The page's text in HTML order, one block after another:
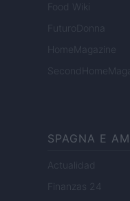
Food Wiki
FuturoDonna
HomeMagazine
SPAGNA E
Actualidad
Finanzas 24